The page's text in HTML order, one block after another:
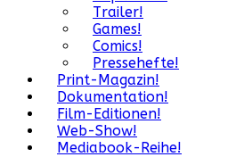
Trailer!
Games!
Comics!
Pressehefte!
Print-Magazin!
Dokumentation!
Film-Editionen!
Web-Show!
Mediabook-Reihe!